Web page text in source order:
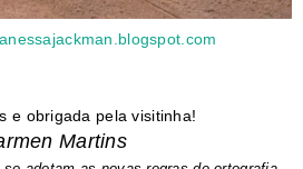
e obrigada pela visitinha!
Martins